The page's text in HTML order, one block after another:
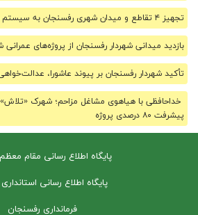
تجهیز ۴ تقاطع و میدان شهری رفسنجان به سیستم برق اضطراری (UPS)
بازدید میدانی شهردار رفسنجان از پروژه‌های عمرانی
تأکید شهردار رفسنجان بر پیوند عاشورا،
خداحافظی با هیاهوی مشاغل مزاحم؛ شهرک
پیشرفت ۸۰ درصدی پروژه
پایگاه اطلاع رسانی مقام
پایگاه اطلاع رسانی
فرمانداری رفسنجان